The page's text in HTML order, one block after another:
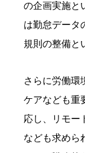
の企画実施と
は勤怠データ
規則の整備と
さらに労働環
ケアなども重
応し、リモー
なども求めら